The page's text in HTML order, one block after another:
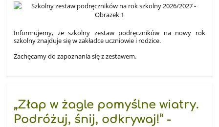
Informujemy, że szkolny zestaw podręczników na nowy rok
szkolny znajduje się w zakładce uczniowie i rodzice.
Zachęcamy do zapoznania się z zestawem.
„Złap w żagle pomyślne wiatry.
Podróżuj, śnij, odkrywaj!” -